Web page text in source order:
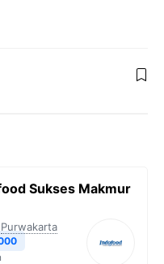
Sukses Makmur
Purwakarta